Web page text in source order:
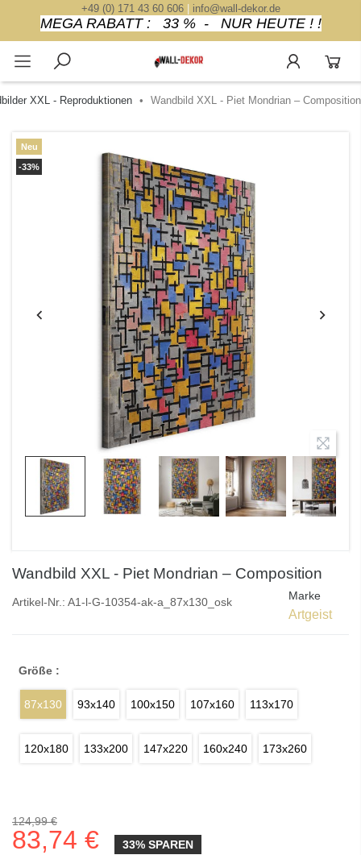
+49 (0) 171 43 60 606| info@wall-dekor.de
MEGA RABATT : 33 % - NUR HEUTE ! !
XXL - Reproduktionen Wandbild XXL - Piet Mondrian – Composition
-33%
Neu
Wandbild XXL - Piet Mondrian – Composition
Artikel-Nr.: A1-l-G-10354-ak-a_87x130_osk Marke
Artgeist
Größe :
87x130 93x140 100x150 107x160 113x170
120x180 133x200 147x220 160x240 173x260
124,99 €
83,74 € 33% SPAREN